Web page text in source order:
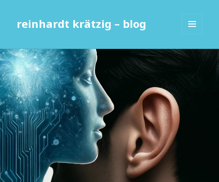
reinhardt krätzig – blog
WIDGETS